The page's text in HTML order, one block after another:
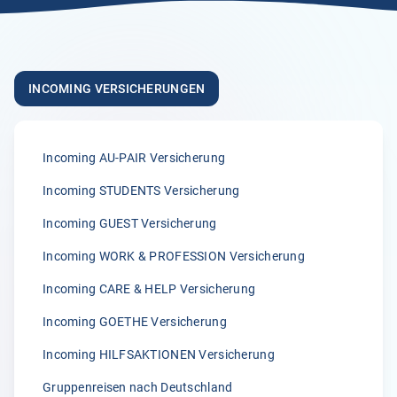
AuPairs , habe sie auch weiterempfohlen. Egal um
welches Thema es ging , es wurde alles problemlos und
vor allem schnell erledigt!“
05.04.2026
„Wir sind von der zügigen Bearbeitung von Klemmer
International immer wieder begeisterst.“
A.
INCOMING VERSICHERUNGEN
Incoming AU-PAIR Versicherung
Incoming STUDENTS Versicherung
Incoming GUEST Versicherung
Incoming WORK & PROFESSION Versicherung
Incoming CARE & HELP Versicherung
Incoming GOETHE Versicherung
Incoming HILFSAKTIONEN Versicherung
Gruppenreisen nach Deutschland